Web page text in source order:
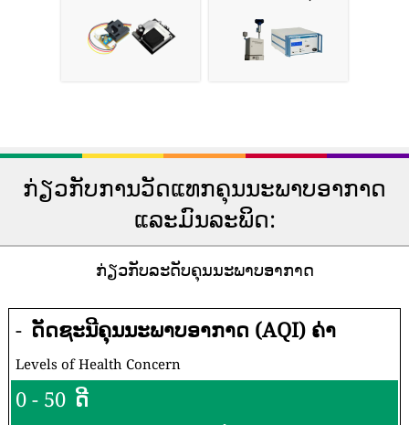
ກ່ຽວກັບການວັດແທກຄຸນນະພາບອາກາດ
ແລະມົນລະພິດ:
ກ່ຽວກັບລະດັບຄຸນນະພາບອາກາດ
- ດັດຊະນີຄຸນນະພາບອາກາດ (AQI) ຄ່າ
Levels of Health Concern
0 - 50 ດີ